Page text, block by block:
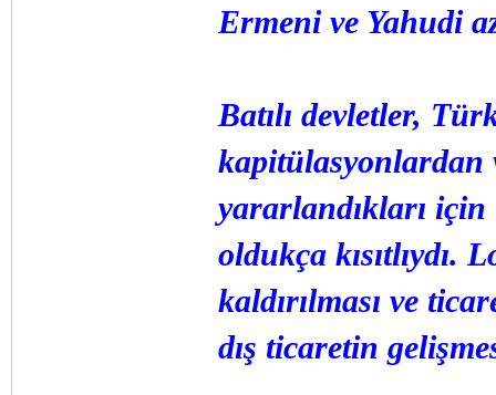
Ermeni ve Yahudi
Batılı devletler,
kapitülasyonlardan
yararlandıkları
oldukça kısıtlıydı.
kaldırılması ve
dış ticaretin